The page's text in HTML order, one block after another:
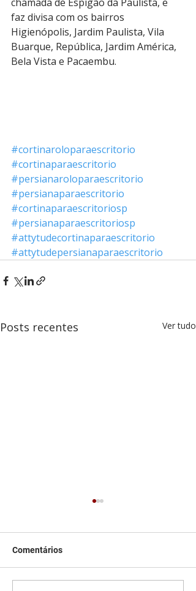
faz divisa com os bairros
Higienópolis, Jardim Paulista, Vila
Buarque, República, Jardim América,
Bela Vista e Pacaembu.
#cortinaroloparaescritorio
#cortinaparaescritorio
#persianaroloparaescritorio
#persianaparaescritorio
#cortinaparaescritoriosp
#persianaparaescritoriosp
#attytudecortinaparaescritorio
#attytudepersianaparaescritorio
Posts recentes Ver tudo
Comentários